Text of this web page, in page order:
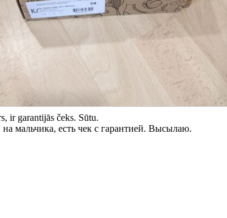
ir garantijās čeks. Sūtu.
мальчика, есть чек с гарантией. Высылаю.